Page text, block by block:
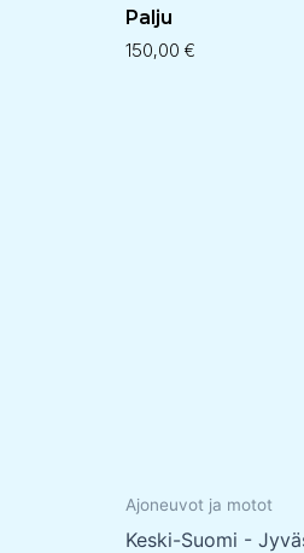
Palju
150,00 €
Ajoneuvot ja motot
Keski-Suomi -